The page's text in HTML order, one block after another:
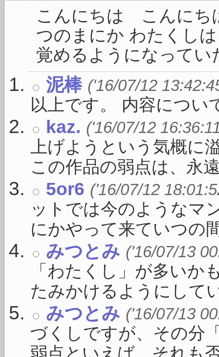
こんにちは こんに
つのまにか わたくし
覚めるようになって
泥棒 ('16/07/12
以上です。 内容につい
kaz. ('16/07/12
上げようという気概に
この作品の弱点は、永
5or6 ('16/07/12
ットでは今のようなマ
にかやって来ていつの
みつとみ ('16/07/13
「わたくし」が多いか
たみかけるようにして
みつとみ ('16/07/13
づくしですが、その分